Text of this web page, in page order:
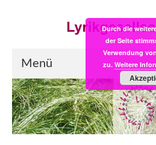
Menü
Start
LYRIK:POST
Durch die
der Seite
Verwendung
zu. Weitere